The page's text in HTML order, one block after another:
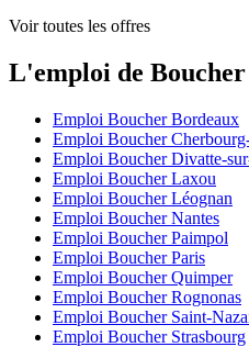
Voir toutes les offres
L'emploi de
Emploi Boucher Bordeaux
Emploi Boucher
Emploi Boucher Divatte-
Emploi Boucher Laxou
Emploi Boucher Léognan
Emploi Boucher Nantes
Emploi Boucher Paimpol
Emploi Boucher Paris
Emploi Boucher Quimper
Emploi Boucher Rognonas
Emploi Boucher Saint-
Emploi Boucher Strasbourg